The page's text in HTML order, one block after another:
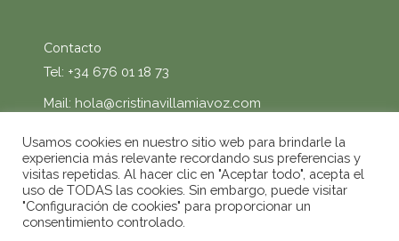
Contacto
Tel: +34 676 01 18 73
Mail: hola@cristinavillamiavoz.com
GET SOCIAL
© 2020 Cristina Villamía | Todos los derechos
Usamos cookies en nuestro sitio web para brindarle la
experiencia más relevante recordando sus preferencias y
visitas repetidas. Al hacer clic en "Aceptar todo", acepta el
uso de TODAS las cookies. Sin embargo, puede visitar
"Configuración de cookies" para proporcionar un
consentimiento controlado.